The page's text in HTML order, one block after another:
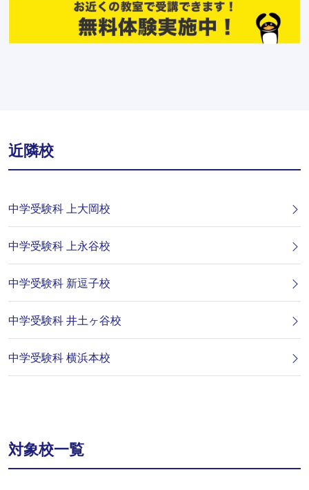
近隣校
中学受験科 上大岡校
中学受験科 上永谷校
中学受験科 新逗子校
中学受験科 井土ヶ谷校
中学受験科 横浜本校
対象校一覧